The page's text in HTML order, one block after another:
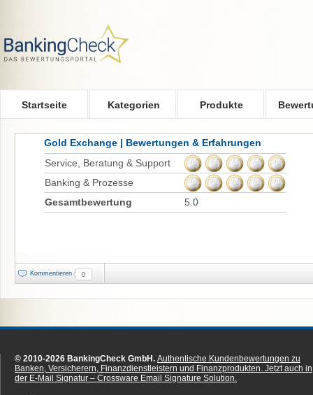
Startseite Kategorien Produkte
Gold Exchange | Bewertungen & Erfahrungen
Service, Beratung & Support
Banking & Prozesse
Gesamtbewertung
5.0
Kommentieren 0
© 2010-2026 BankingCheck GmbH. Authentische Kundenbewertungen zu
Banken, Versicherern, Finanzdienstleistern und Finanzprodukten. Jetzt auch in
der E-Mail Signatur – Crossware Email Signature Solution.